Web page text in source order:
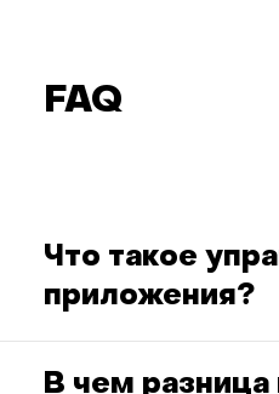
FAQ
Что такое
приложения?
В чем